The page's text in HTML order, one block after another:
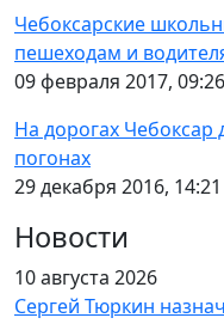
Чебоксарские
пешеходам и
09 февраля 2017, 09:26
На дорогах
погонах
29 декабря 2016, 14:21
Новости
10 августа 2026
Сергей Тюркин